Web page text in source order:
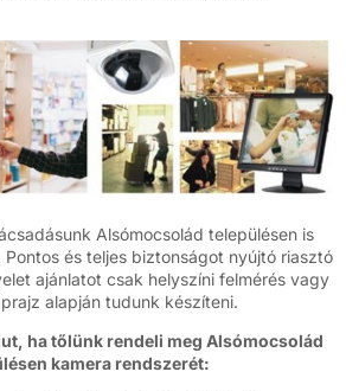
Alsómocsolád településen is
és teljes biztonságot nyújtó riasztó
ajánlatot csak helyszíni felmérés vagy
alapján tudunk készíteni.
ha tőlünk rendeli meg Alsómocsolád
kamera rendszerét: